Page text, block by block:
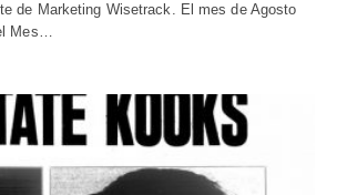
de Marketing Wisetrack. El mes de Agosto
Mes…